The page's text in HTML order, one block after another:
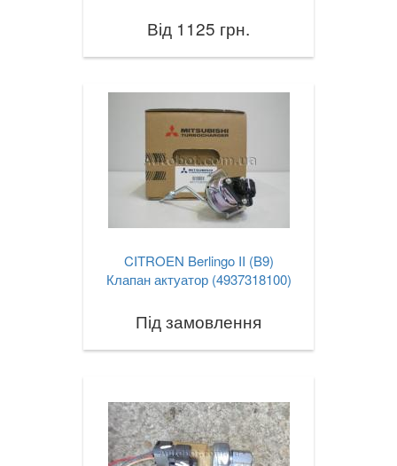
Від 1125 грн.
CITROEN Berlingo II (B9)
Клапан актуатор (4937318100)
Під замовлення